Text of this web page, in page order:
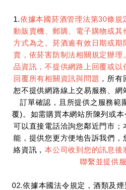
1.依據本國菸酒管理法第30條規
動販賣機、郵購、電子購物或其
方式為之。菸酒逾有效日期或期
賣，依菸害防制法相關規定辦
品資訊，不提供網路上回覆或以
回覆所有相關資訊與問題 ，所
恕不提供網路線上交易服務、網
訂單確認，且所提供之服務範
覆)。如需購買本網站所陳列或本
可以直接電話洽詢您鄰近門市；
能，提供您更方便地告訴我們，
絡資訊，本公司收到您的訊息後
聯繫並提供
02.依據本國法令規定，酒類及